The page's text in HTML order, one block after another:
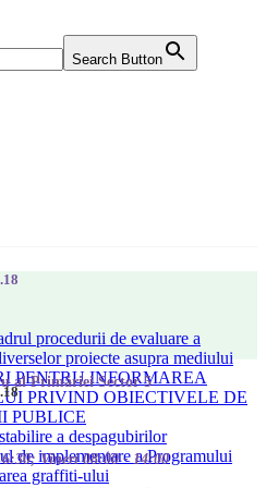
Search Button
procedurii de evaluare a
proiecte asupra mediului
PENTRU INFORMAREA
PRIVIND OBIECTIVELE DE
PUBLICE
a despagubirilor
de implementare a Programului
graffiti-ului
al Primăriei Sector 5
Vineri 08:00 - 14:00